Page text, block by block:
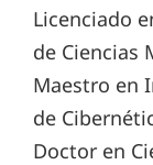
Licenciado
de Ciencias
Maestro en
de
Doctor en